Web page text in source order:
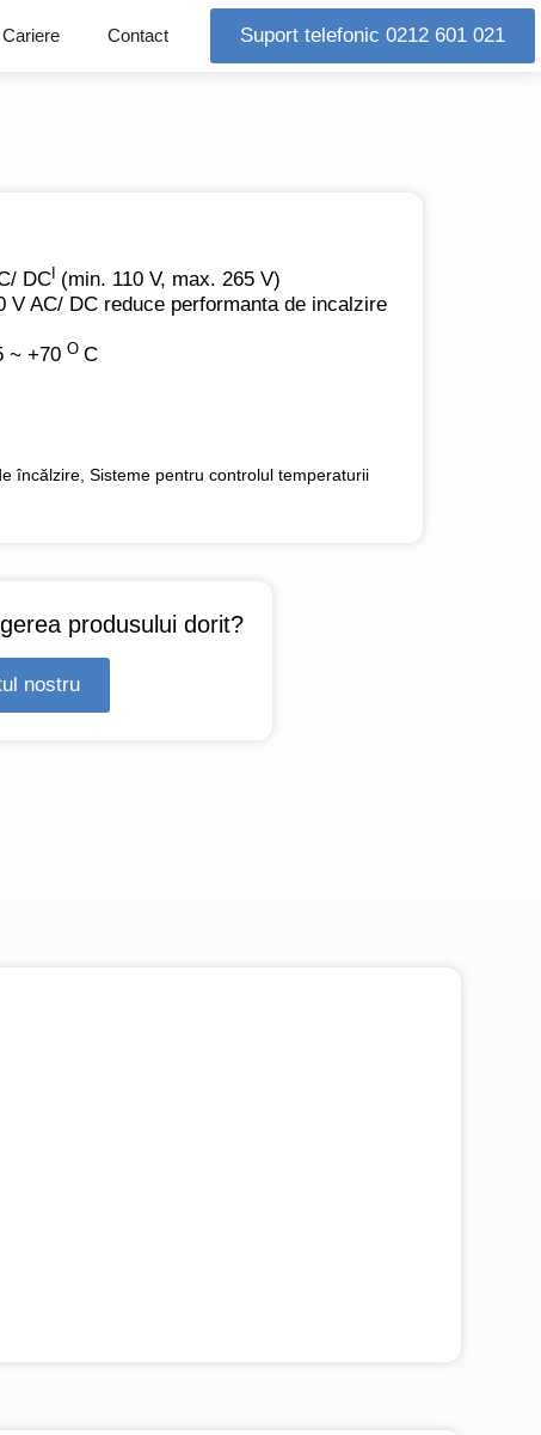
Cariere Contact Suport telefonic 0212 601 021
DC (min. 110 V, max. 265 V)
V AC/ DC reduce performanta de incalzire
~ +70O C
încălzire,Sisteme pentru controlul temperaturii
produsului dorit?
nostru